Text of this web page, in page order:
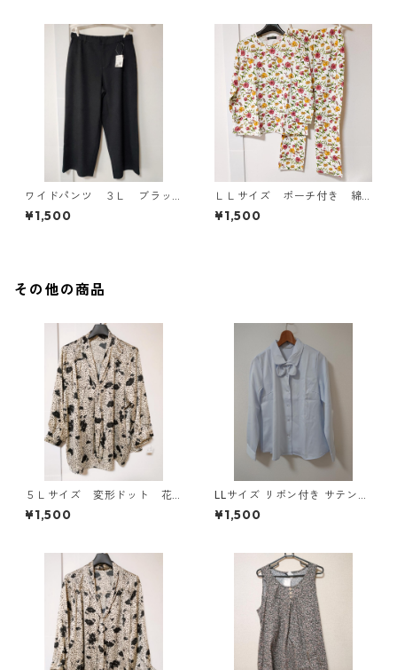
ワイドパンツ ３Ｌ ブラッ
ク KAE-4697
¥1,500
ＬＬサイズ ポーチ付き 綿
１００％ 花柄 トラベルパ
ジャマ ホワイト KAE-4578
¥1,500
その他の商品
５Ｌサイズ 変形ドット 花
柄 ボウタイブラウス オフ
ホワイト KAE-4761
¥1,500
LLサイズ リボン付き サテン調
シャツブラウス サックス ◆KI
Y-1301◆
¥1,500